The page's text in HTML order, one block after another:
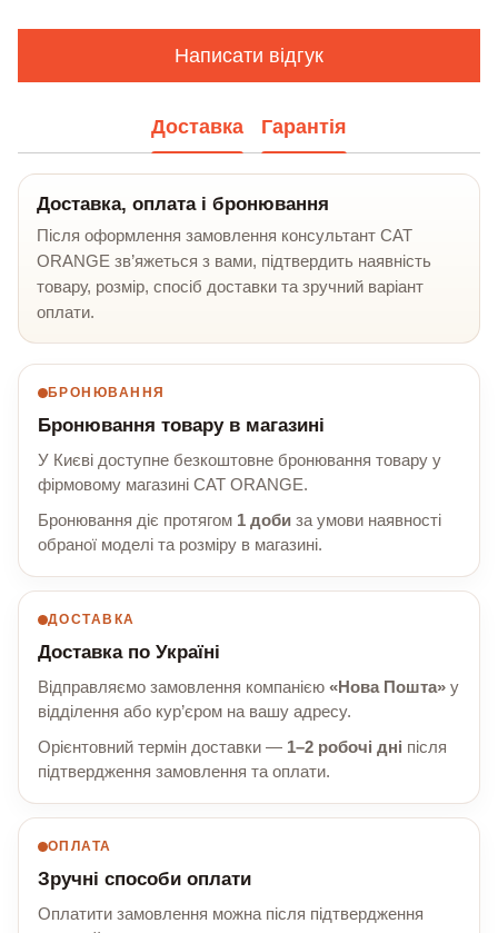
Написати відгук
Доставка Гарантія
Доставка, оплата і бронювання
Після оформлення замовлення консультант CAT
ORANGE зв’яжеться з вами, підтвердить наявність
товару, розмір, спосіб доставки та зручний варіант
оплати.
БРОНЮВАННЯ
Бронювання товару в магазині
У Києві доступне безкоштовне бронювання товару у
фірмовому магазині CAT ORANGE.
Бронювання діє протягом 1 доби за умови наявності
обраної моделі та розміру в магазині.
ДОСТАВКА
Доставка по Україні
Відправляємо замовлення компанією «Нова Пошта» у
відділення або кур’єром на вашу адресу.
Орієнтовний термін доставки — 1–2 робочі дні після
підтвердження замовлення та оплати.
ОПЛАТА
Зручні способи оплати
Оплатити замовлення можна після підтвердження